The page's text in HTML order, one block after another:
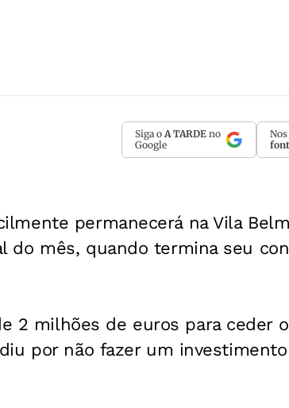
Siga o A TARDE no
Google
permanecerá na Vila
do mês, quando termina seu
2 milhões de euros para ceder
por não fazer um